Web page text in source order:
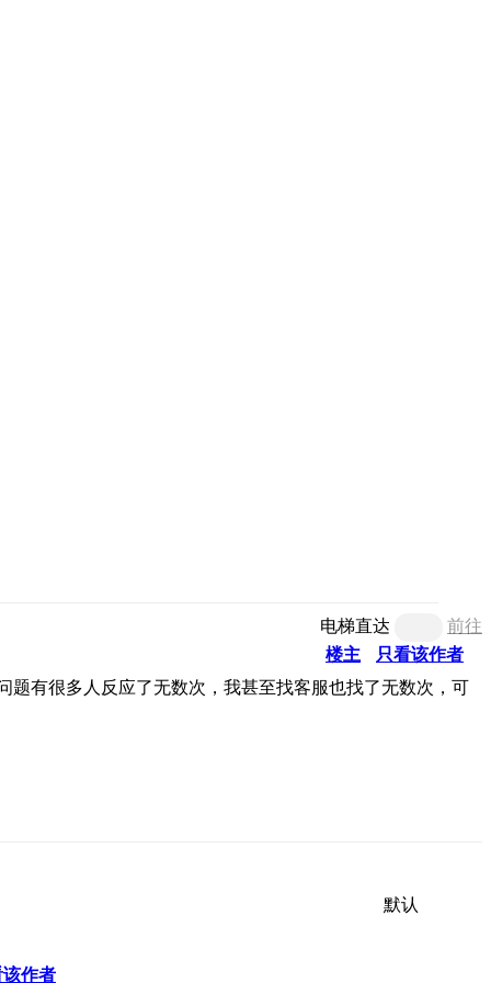
电梯直达
前往
楼主
只看该作者
有很多人反应了无数次，我甚至找客服也找了无数次，可
默认
作者